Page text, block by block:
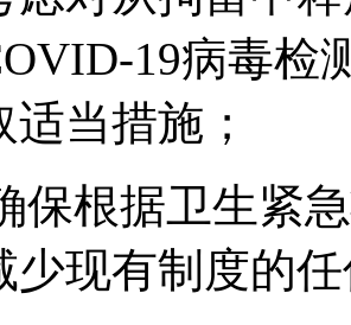
19病毒检
适当措施；
保根据卫生紧
少现有制度的